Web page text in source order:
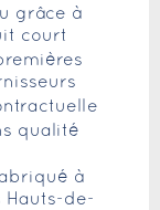
grâce à
court
qualité
à
Hauts-de-